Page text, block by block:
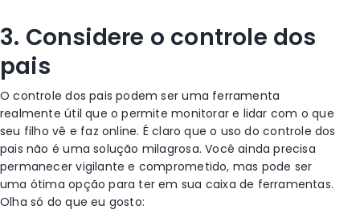
3. Considere o controle dos
pais
O controle dos pais podem ser uma ferramenta
realmente útil que o permite monitorar e lidar com o que
seu filho vê e faz online. É claro que o uso do controle dos
pais não é uma solução milagrosa. Você ainda precisa
permanecer vigilante e comprometido, mas pode ser
uma ótima opção para ter em sua caixa de ferramentas.
Olha só do que eu gosto: